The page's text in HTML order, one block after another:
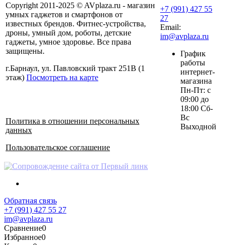
Copyright 2011-2025 © AVplaza.ru - магазин
умных гаджетов и смартфонов от
известных брендов. Фитнес-устройства,
дроны, умный дом, роботы, детские
гаджеты, умное здоровье. Все права
защищены.
г.Барнаул, ул. Павловский тракт 251В (1
этаж) Посмотреть на карте
Политика в отношении персональных
данных
Пользовательское соглашение
+7 (991) 427 55
27
Email:
im@avplaza.ru
График
работы
интернет-
магазина
Пн-Пт: с
09:00 до
18:00 Сб-
Вс
Выходной
Обратная связь
+7 (991) 427 55 27
im@avplaza.ru
Сравнение0
Избранное0